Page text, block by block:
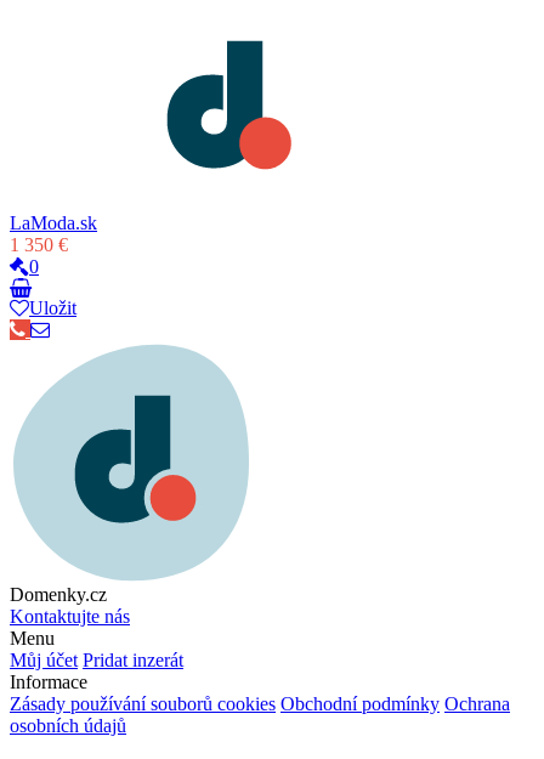
LaModa.sk
1 350 €
0
Uložit
Domenky.cz
Kontaktujte nás
Menu
Můj účet Pridat inzerát
Informace
Zásady používání souborů cookies Obchodní podmínky Ochrana
osobních údajů